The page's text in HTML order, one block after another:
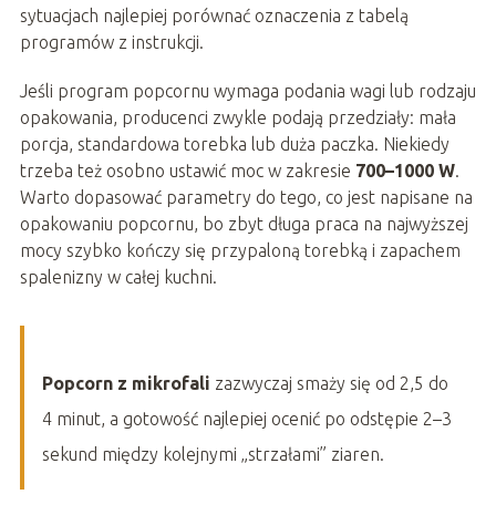
sytuacjach najlepiej porównać oznaczenia z tabelą
programów z instrukcji.
Jeśli program popcornu wymaga podania wagi lub rodzaju
opakowania, producenci zwykle podają przedziały: mała
porcja, standardowa torebka lub duża paczka. Niekiedy
trzeba też osobno ustawić moc w zakresie 700–1000 W.
Warto dopasować parametry do tego, co jest napisane na
opakowaniu popcornu, bo zbyt długa praca na najwyższej
mocy szybko kończy się przypaloną torebką i zapachem
spalenizny w całej kuchni.
Popcorn z mikrofali zazwyczaj smaży się od 2,5 do
4 minut, a gotowość najlepiej ocenić po odstępie 2–3
sekund między kolejnymi „strzałami” ziaren.